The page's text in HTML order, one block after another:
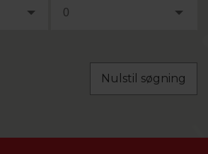
0
Nulstil søgning